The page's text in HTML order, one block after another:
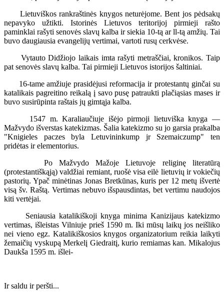
Lietuviškos rankraštinės knygos neturėjome. Bent jos pėdsakų
nepavyko užtikti. Istorinės Lietuvos teritorijoj pirmieji rašto
paminklai rašyti senovės slavų kalba ir siekia 10-tą ar ll-tą amžių. Tai
buvo daugiausia evangelijų vertimai, vartoti rusų cerkvėse.
Vytauto Didžiojo laikais imta rašyti metraščiai, kronikos. Taip
pat senovės slavų kalba. Tai pirmieji Lietuvos istorijos šaltiniai.
16-tame amžiuje prasidėjusi reformacija ir protestantų ginčai su
katalikais pagreitino reikalą į savo pusę patraukti plačiąsias mases ir
buvo susirūpinta raštais jų gimtąja kalba.
1547 m. Karaliaučiuje išėjo pirmoji lietuviška knyga —
Mažvydo išverstas katekizmas. Šalia katekizmo su jo garsia prakalba
"Knigieles paczes byla Letuvininkump jr Szemaiczump" ten
pridėtas ir elementorius.
Po Mažvydo Mažoje Lietuvoje religinę literatūrą
(protestantiškąją) valdžiai remiant, ruošė visa eilė lietuvių ir vokiečių
pastorių. Ypač minėtinas Jonas Bretkūnas, kuris per 12 metų išvertė
visą šv. Raštą. Vertimas nebuvo išspausdintas, bet vertimu naudojos
kiti vertėjai.
Seniausia katalikiškoji knyga minima Kanizijaus katekizmo
vertimas, išleistas Vilniuje prieš 1590 m. Iki mūsų laikų jos neišliko
nei vieno egz. Katalikiškosios knygos organizatorium reikia laikyti
žemaičių vyskupą Merkelį Giedraitį, kurio remiamas kan. Mikalojus
Daukša 1595 m. išlei-
Ir saldu ir peršti...